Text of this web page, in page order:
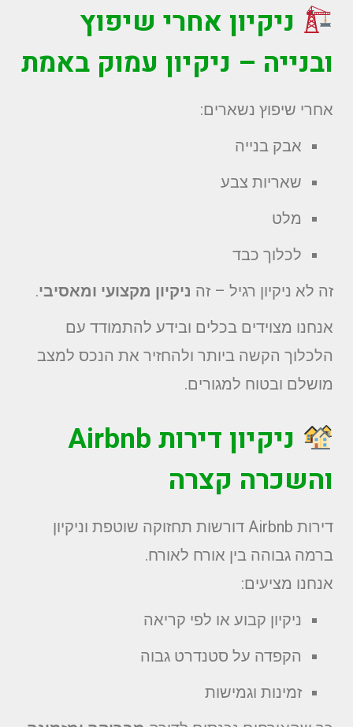
ניקיון אחרי שיפוץ
ובנייה – ניקיון עמוק באמת
אחרי שיפוץ נשארים:
אבק בנייה
שאריות צבע
מלט
לכלוך כבד
זה לא ניקיון רגיל – זה ניקיון מקצועי ומאסיבי.
אנחנו מצוידים בכלים ובידע להתמודד עם
הלכלוך הקשה ביותר ולהחזיר את הנכס למצב
מושלם ובטוח למגורים.
ניקיון דירות Airbnb
והשכרה קצרה
דירות Airbnb דורשות תחזוקה שוטפת וניקיון
ברמה גבוהה בין אורח לאורח.
אנחנו מציעים:
ניקיון קבוע או לפי קריאה
הקפדה על סטנדרט גבוה
זמינות וגמישות